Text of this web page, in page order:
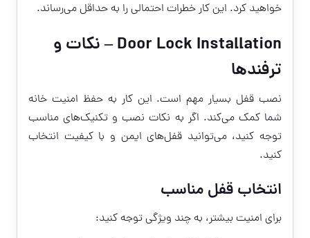
خواهید کرد. این کار خطرات احتمالی را به حداقل می‌رساند.
Door Lock Installation – نکات و
ترفندها
نصب قفل بسیار مهم است. این کار به حفظ امنیت خانه
شما کمک می‌کند. اگر به نکات نصب و تکنیک‌های مناسب
توجه کنید، می‌توانید قفل‌های ایمن و با کیفیت انتخاب
کنید.
انتخاب قفل مناسب
برای امنیت بیشتر، به چند ویژگی توجه کنید: